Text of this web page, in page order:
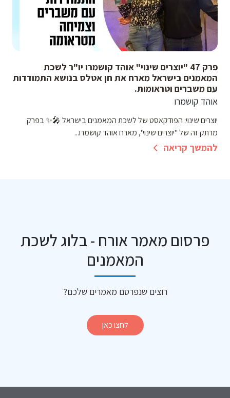
פרק 47 "יוצרים שינוי" אוהד קושמרו יו"ר לשכת
המאמנים בישראל מארח את חן אטלס בנושא התמודדות
עם משברים וטראומות.
אוהד קושמרו
יוצרים שינוי: הפודקאסט של לשכת המאמנים בישראל 🎤✨ בפרק
מרתק זה של "יוצרים שינוי", מארח אוהד קושמרו...
להמשך קריאה
פרסום מאמר אורח - בלוג לשכת
המאמנים
רוצים שנפרסם מאמרים שלכם?
לחצו כאן